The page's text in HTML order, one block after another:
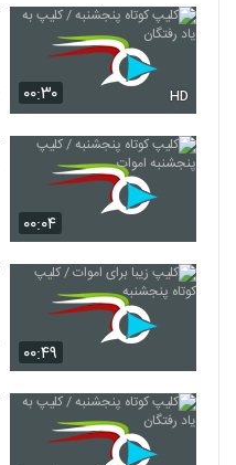
۰۰:۳۰ HD
۰۰:۰۴
۰۰:۴۹